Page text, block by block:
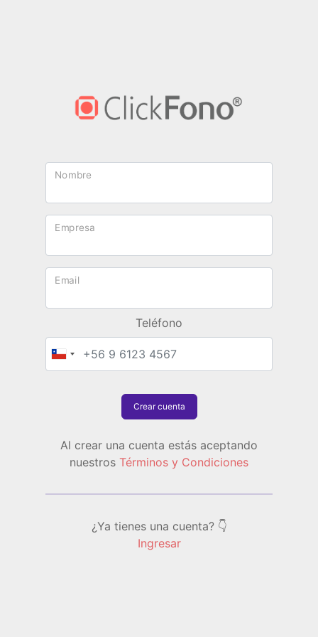
Nombre
Empresa
Email
Teléfono
Crear cuenta
Al crear una cuenta estás aceptando
nuestros Términos y Condiciones
¿Ya tienes una cuenta? 👇
Ingresar